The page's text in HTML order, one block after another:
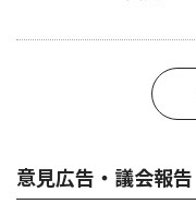
意見広告・議会報告